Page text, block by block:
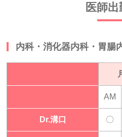
医師
内科・消化器内科・胃腸
AM
Dr.溝口 〇